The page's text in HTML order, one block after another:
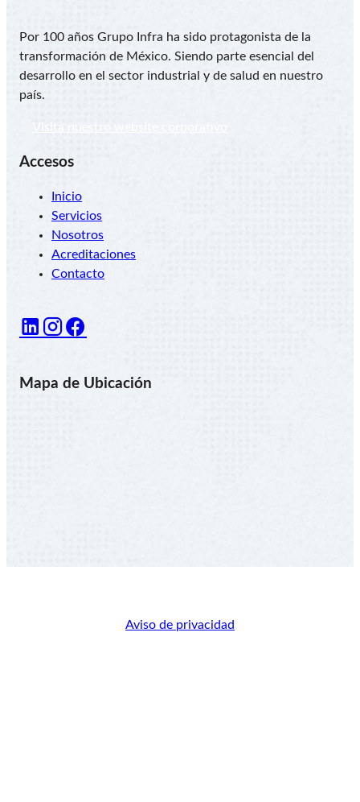
Por 100 años Grupo Infra ha sido protagonista de la
transformación de México. Siendo parte esencial del
desarrollo en el sector industrial y de salud en nuestro
país.
Visita nuestro website corporativo
Accesos
Inicio
Servicios
Nosotros
Acreditaciones
Contacto
Mapa de Ubicación
Aviso de privacidad